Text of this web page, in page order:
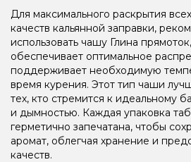
Для максимального раскрытия
качеств кальянной заправки,
использовать чашу Глина
обеспечивает оптимальное
поддерживает необходимую
время курения. Этот тип чаши
тех, кто стремится к идеальному
и дымностью. Каждая упаковка
герметично запечатана, чтобы
аромат, облегчая хранение и
качеств.